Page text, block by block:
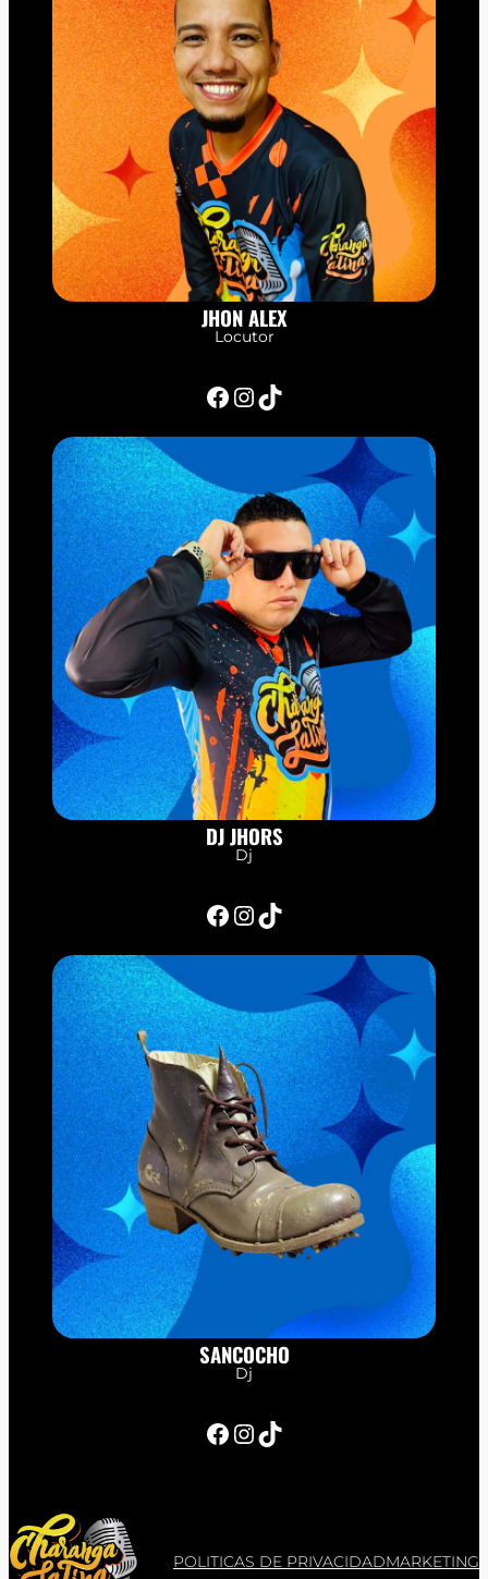
JHON ALEX
Locutor
Facebook InstagramTikTok
DJ JHORS
Dj
Facebook InstagramTikTok
SANCOCHO
Dj
Facebook InstagramTikTok
POLITICAS DE PRIVACIDADMARKETING